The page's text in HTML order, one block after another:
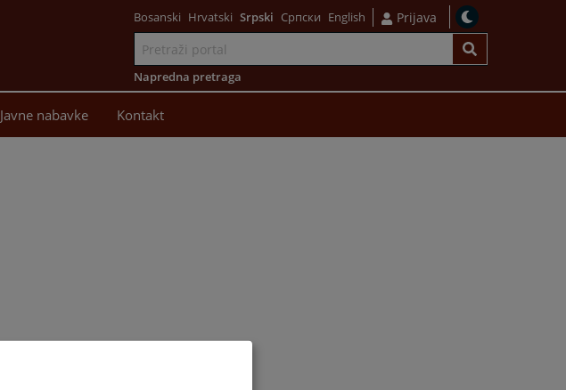
Bosanski Hrvatski Srpski Српски English Prijava
Napredna pretraga
Javne nabavke Kontakt